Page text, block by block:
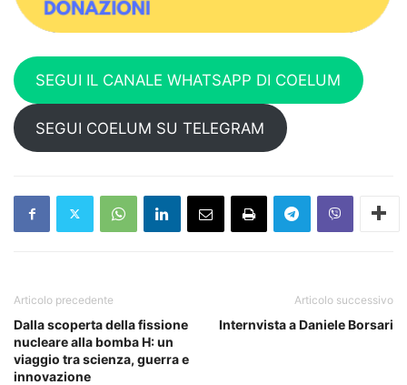
SEGUI IL CANALE WHATSAPP DI COELUM
SEGUI COELUM SU TELEGRAM
Articolo precedente
Dalla scoperta della fissione
nucleare alla bomba H: un
viaggio tra scienza, guerra e
innovazione
Articolo successivo
Internvista a Daniele Borsari